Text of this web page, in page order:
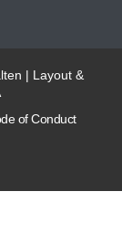
| Layout &
of Conduct